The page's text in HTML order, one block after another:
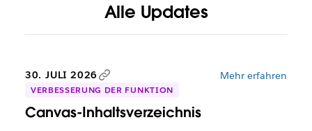
Alle Updates
30. JULI 2026 Mehr erfahren
VERBESSERUNG DER FUNKTION
Canvas-Inhaltsverzeichnis